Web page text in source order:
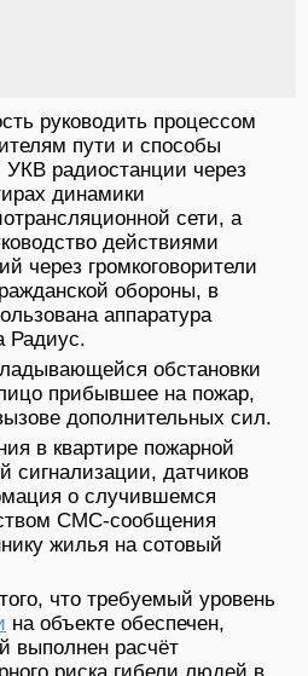
руководить процессом
пути и способы
радиостанции через
динамики
сети, а
действиями
через громкоговорители
обороны, в
аппаратура
Радиус.
обстановки
прибывшее на пожар,
дополнительных сил.
в квартире пожарной
сигнализации, датчиков
о случившемся
СМС-сообщения
жилья на сотовый
что требуемый уровень
на объекте обеспечен,
выполнен расчёт